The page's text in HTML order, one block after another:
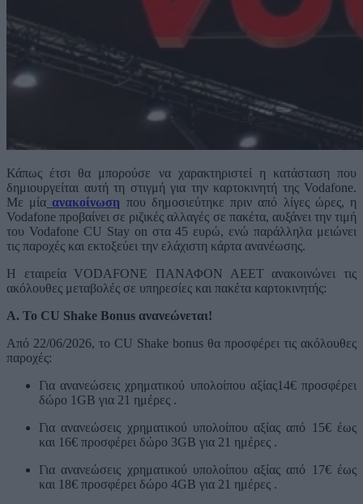
Κάπως έτσι θα μπορούσε να χαρακτηριστεί η κατάσταση που
δημιουργείται αυτή τη στιγμή για την καρτοκινητή της Vodafone.
Με μία ανακοίνωση που δημοσιεύτηκε πριν από λίγες ώρες, η
Vodafone προβαίνει σε ριζικές αλλαγές σε πακέτα, αυξάνει την τιμή
του Vodafone CU Stay on στα 45 ευρώ, ενώ παράλληλα μειώνει
τις παροχές και εκτοξεύει την ελάχιστη κάρτα ανανέωσης.
Η εταιρεία VODAFONE ΠΑΝΑΦΟΝ ΑΕΕΤ ανακοινώνει τις
ακόλουθες μεταβολές σε υπηρεσίες και πακέτα καρτοκινητής:
Α. Το CU Shake Bonus ανανεώνεται!
Από 22/06/2026, το CU Shake bonus θα προσφέρει τις ακόλουθες
παροχές:
Για ανανεώσεις χρηματικού υπολοίπου αξίας14€ προσφέρει
δώρο 1GB για 21 ημέρες .
Για ανανεώσεις χρηματικού υπολοίπου αξίας από 15€ έως
και 16€ προσφέρει δώρο 3GB για 21 ημέρες .
Για ανανεώσεις χρηματικού υπολοίπου αξίας από 17€ έως
και 18€ προσφέρει δώρο 4GB για 21 ημέρες .